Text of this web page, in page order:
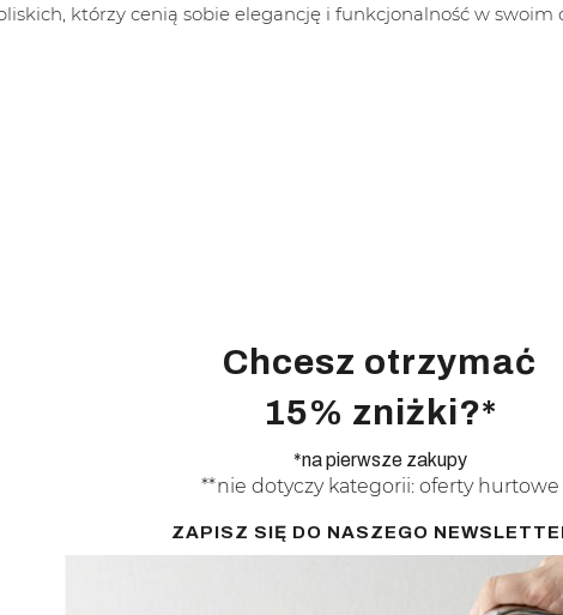
którzy cenią sobie elegancję i funkcjonalność w swoim
Chcesz otrzymać
15% zniżki?*
*na pierwsze zakupy
**nie dotyczy kategorii: oferty hurtowe
ZAPISZ SIĘ DO NASZEGO